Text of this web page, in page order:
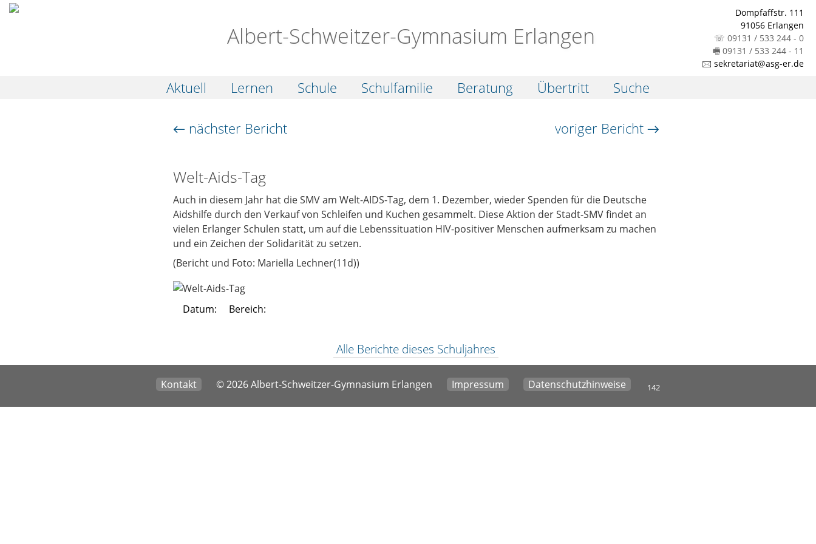
Albert-Schweitzer-Gymnasium Erlangen
Dompfaffstr. 111
91056 Erlangen
☏ 09131 / 533 244 - 0
🖷 09131 / 533 244 - 11
🖂 sekretariat@asg-er.de
Aktuell Lernen Schule Schulfamilie Beratung Übertritt Suche
← nächster Bericht voriger Bericht →
Welt-Aids-Tag
Auch in diesem Jahr hat die SMV am Welt-AIDS-Tag, dem 1. Dezember, wieder Spenden für die Deutsche
Aidshilfe durch den Verkauf von Schleifen und Kuchen gesammelt. Diese Aktion der Stadt-SMV findet an
vielen Erlanger Schulen statt, um auf die Lebenssituation HIV-positiver Menschen aufmerksam zu machen
und ein Zeichen der Solidarität zu setzen.
(Bericht und Foto: Mariella Lechner(11d))
Datum: Bereich:
Alle Berichte dieses Schuljahres
Kontakt © 2026 Albert-Schweitzer-Gymnasium Erlangen Impressum Datenschutzhinweise 142